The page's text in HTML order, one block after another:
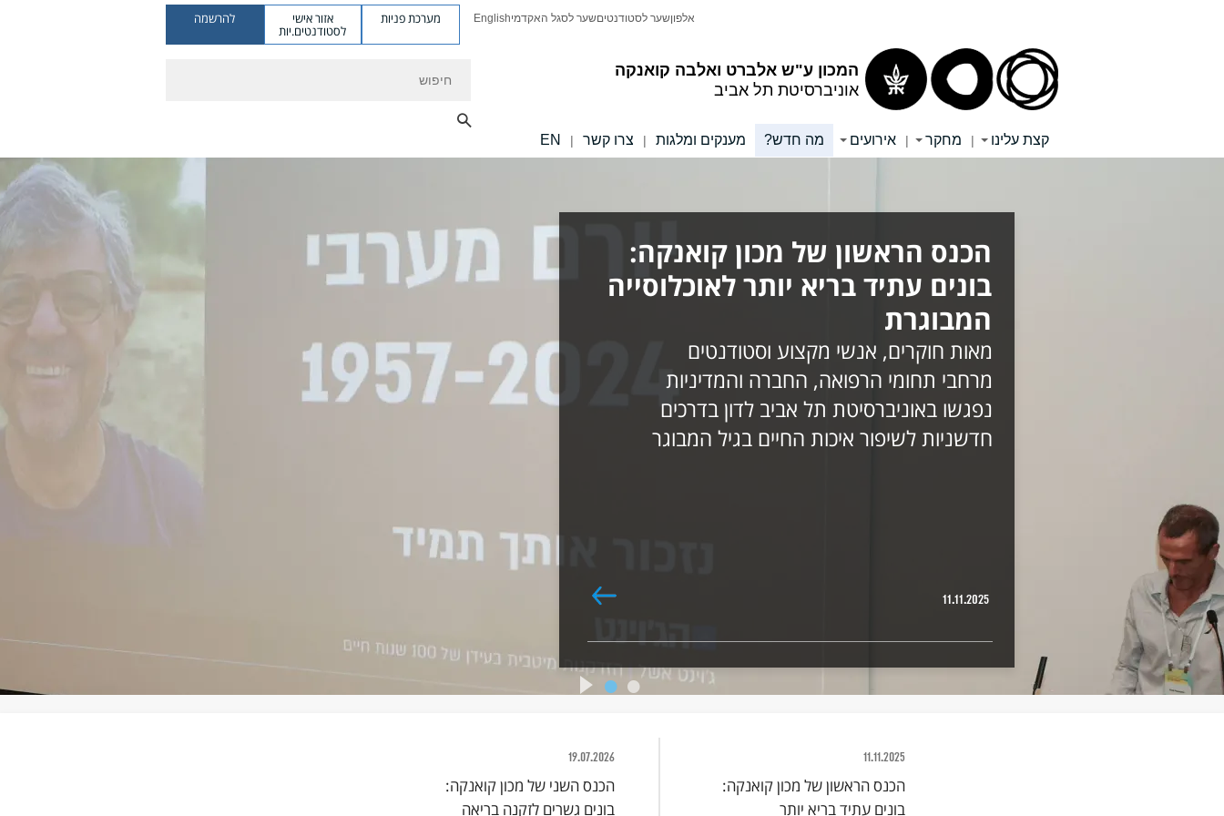
המכון ע"ש אלברט ואלבה קואנקה
אוניברסיטת תל אביב
אלפוןשער לסטודנטיםשער לסגל האקדמיEnglish מערכת פניות אזור אישי
לסטודנטים.יות
להרשמה
קצת עלינו | מחקר | אירועים מה חדש? מענקים ומלגות | צרו קשר |
EN
הכנס הראשון של מכון קואנקה:
בונים עתיד בריא יותר לאוכלוסייה
המבוגרת
מאות חוקרים, אנשי מקצוע וסטודנטים
מרחבי תחומי הרפואה, החברה והמדיניות
נפגשו באוניברסיטת תל אביב לדון בדרכים
חדשניות לשיפור איכות החיים בגיל המבוגר
11.11.2025
11.11.2025
הכנס הראשון של מכון קואנקה:
בונים עתיד בריא יותר
19.07.2026
הכנס השני של מכון קואנקה:
בונים גשרים לזקנה בריאה